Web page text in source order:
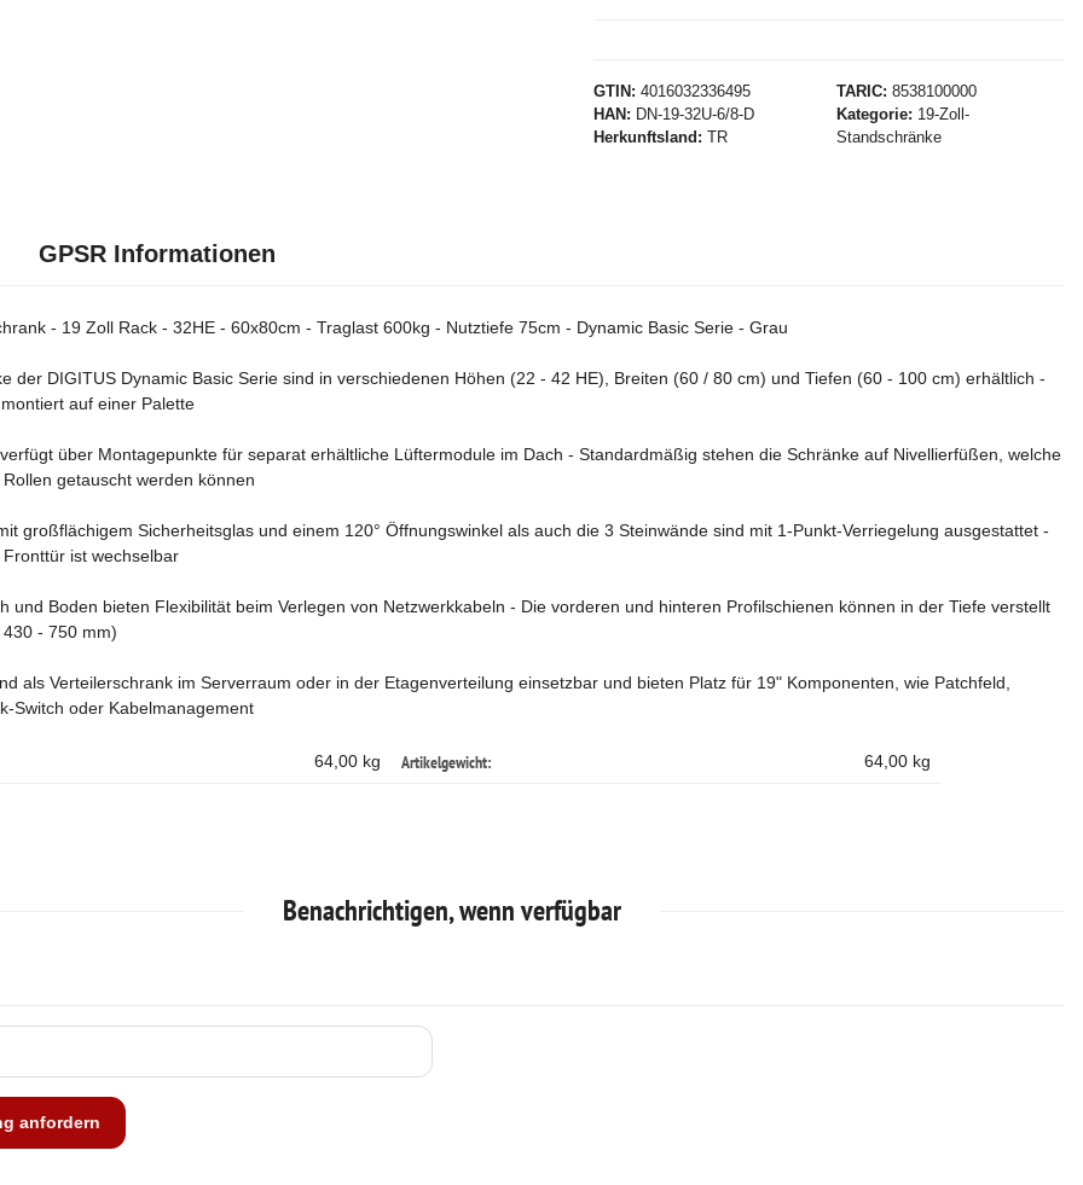
GTIN
4016032336495
HAN
DN-19-32U-6/8-D
Herkunftsland
TR
TARIC 8538100000
Kategorie 19-Zoll-
Standschränke
GPSR Informationen
- 19 Zoll Rack - 32HE - 60x80cm - Traglast 600kg - Nutztiefe 75cm - Dynamic Basic Serie - Grau
der DIGITUS Dynamic Basic Serie sind in verschiedenen Höhen (22 - 42 HE), Breiten (60 / 80 cm) und Tiefen (60 - 100 cm) erhältlich -
auf einer Palette
über Montagepunkte für separat erhältliche Lüftermodule im Dach - Standardmäßig stehen die Schränke auf Nivellierfüßen, welche
getauscht werden können
großflächigem Sicherheitsglas und einem 120° Öffnungswinkel als auch die 3 Steinwände sind mit 1-Punkt-Verriegelung ausgestattet -
ist wechselbar
und Boden bieten Flexibilität beim Verlegen von Netzwerkkabeln - Die vorderen und hinteren Profilschienen können in der Tiefe verstellt
- 750 mm)
als Verteilerschrank im Serverraum oder in der Etagenverteilung einsetzbar und bieten Platz für 19" Komponenten, wie Patchfeld,
Switch oder Kabelmanagement
64,00 kg Artikelgewicht: 64,00 kg
Benachrichtigen, wenn verfügbar
anfordern